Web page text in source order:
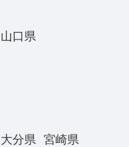
山口県
大分県
宮崎県